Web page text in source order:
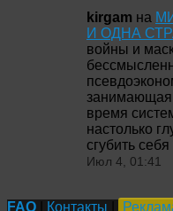
kirgam на
И ОДНА
войны и
занимающая
время
настолько
сгубить
Июл 4, 01:41
FAQ Контакты